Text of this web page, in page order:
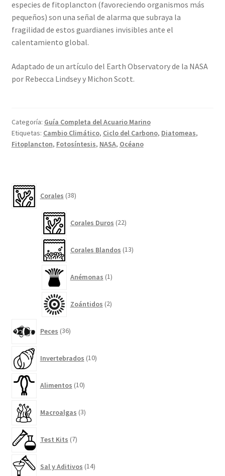
especies de fitoplancton (favoreciendo organismos más
pequeños) son una señal de alarma que subraya la
fragilidad de estos guardianes invisibles ante el
calentamiento global.
Adaptado de un artículo del Earth Observatory de la NASA
por Rebecca Lindsey y Michon Scott.
Categoría: Guía Completa del Acuario Marino
Etiquetas: Cambio Climático, Ciclo del Carbono, Diatomeas,
Fitoplancton, Fotosíntesis, NASA, Océano
Corales 38productos
Corales Duros 22productos
Corales Blandos 13productos
Anémonas 1producto
Zoántidos 2productos
Peces 36productos
Invertebrados 10productos
Alimentos 10productos
Macroalgas 3productos
Test Kits 7productos
Sal y Aditivos 14productos